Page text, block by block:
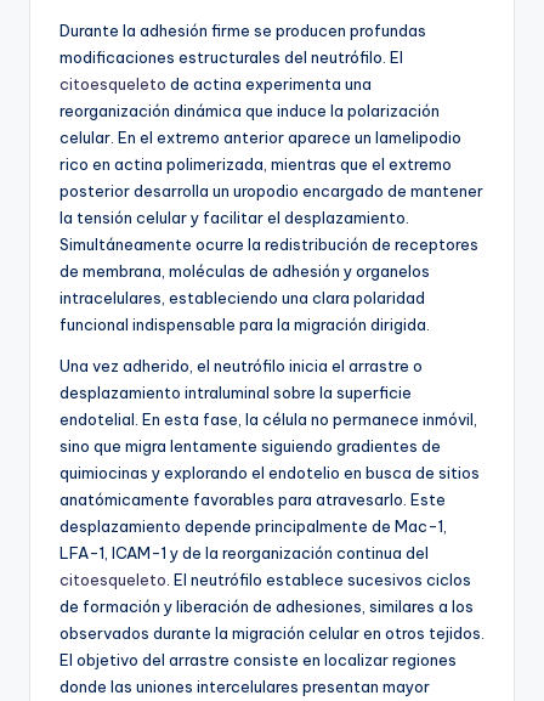
Durante la adhesión firme se producen profundas
modificaciones estructurales del neutrófilo. El
citoesqueleto de actina experimenta una
reorganización dinámica que induce la polarización
celular. En el extremo anterior aparece un lamelipodio
rico en actina polimerizada, mientras que el extremo
posterior desarrolla un uropodio encargado de mantener
la tensión celular y facilitar el desplazamiento.
Simultáneamente ocurre la redistribución de receptores
de membrana, moléculas de adhesión y organelos
intracelulares, estableciendo una clara polaridad
funcional indispensable para la migración dirigida.
Una vez adherido, el neutrófilo inicia el arrastre o
desplazamiento intraluminal sobre la superficie
endotelial. En esta fase, la célula no permanece inmóvil,
sino que migra lentamente siguiendo gradientes de
quimiocinas y explorando el endotelio en busca de sitios
anatómicamente favorables para atravesarlo. Este
desplazamiento depende principalmente de Mac-1,
LFA-1, ICAM-1 y de la reorganización continua del
citoesqueleto . El neutrófilo establece sucesivos ciclos
de formación y liberación de adhesiones, similares a los
observados durante la migración celular en otros tejidos.
El objetivo del arrastre consiste en localizar regiones
donde las uniones intercelulares presentan mayor